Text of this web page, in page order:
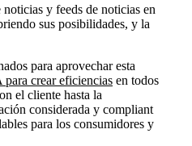
y feeds de noticias en
sus posibilidades, y la
para aprovechar esta
para crear eficiencias en todos
el cliente hasta la
considerada y compliant
para los consumidores y